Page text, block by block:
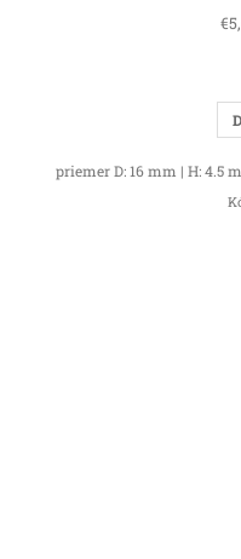
priemer D: 16 mm | H: 4.5